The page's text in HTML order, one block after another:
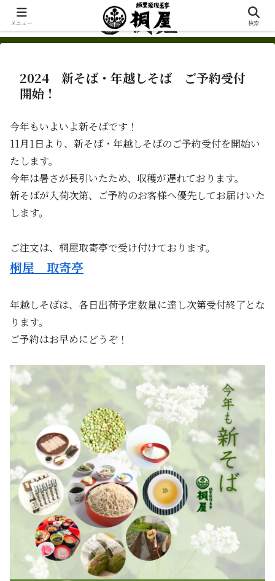
2024 新そば・年越しそば ご予約受付
開始！
今年もいよいよ新そばです！
11月1日より、新そば・年越しそばのご予約受付を開始い
たします。
今年は暑さが長引いたため、収穫が遅れております。
新そばが入荷次第、ご予約のお客様へ優先してお届けいた
します。
ご注文は、桐屋取寄亭で受け付けております。
桐屋 取寄亭
年越しそばは、各日出荷予定数量に達し次第受付終了とな
ります。
ご予約はお早めにどうぞ！
メニュー 検索